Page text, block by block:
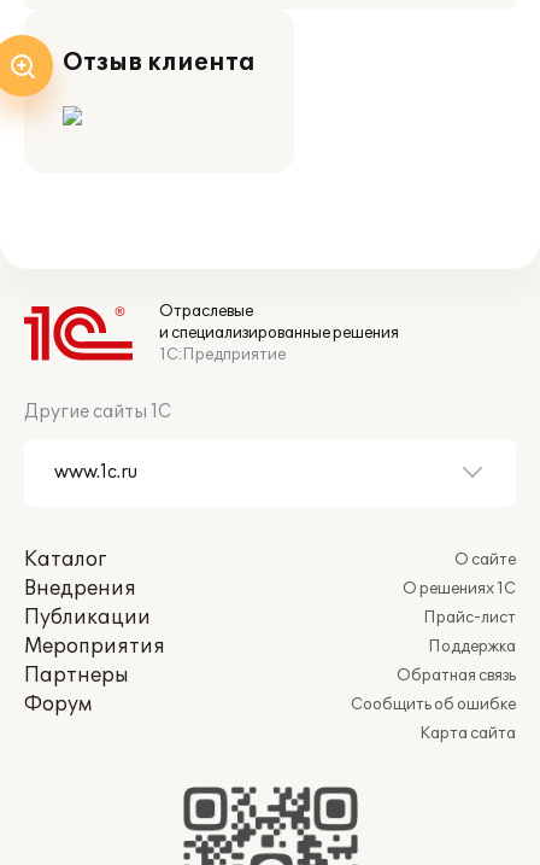
Отзыв клиента
Отраслевые
и специализированные решения
1С:Предприятие
Другие сайты 1С
Каталог
Внедрения
Публикации
Мероприятия
Партнеры
Форум
О сайте
О решениях 1С
Прайс-лист
Поддержка
Обратная связь
Сообщить об ошибке
Карта сайта